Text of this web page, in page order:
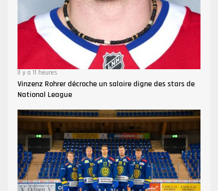
Il y a 11 heures
Vinzenz Rohrer décroche un salaire digne des stars de
National League